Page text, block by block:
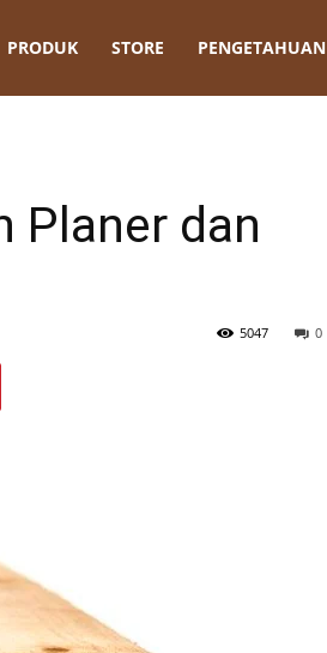
PRODUK STORE PENGETAHUAN
Planer dan
0
5047